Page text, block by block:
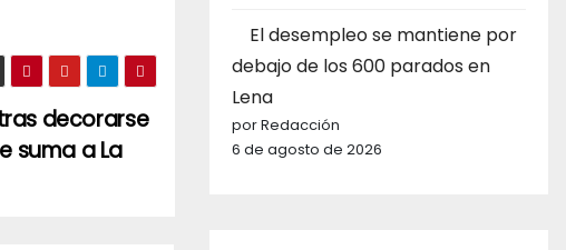
decorarse
suma a La
El desempleo se mantiene por
debajo de los 600 parados en
Lena
por Redacción
6 de agosto de 2026